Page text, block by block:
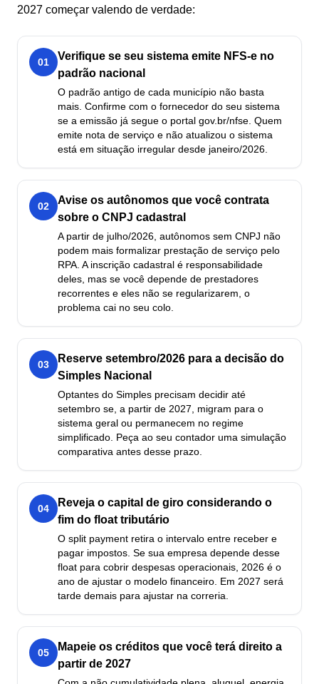
2027 começar valendo de verdade:
01
Verifique se seu sistema emite NFS-e no
padrão nacional
O padrão antigo de cada município não basta
mais. Confirme com o fornecedor do seu sistema
se a emissão já segue o portal gov.br/nfse. Quem
emite nota de serviço e não atualizou o sistema
está em situação irregular desde janeiro/2026.
02
Avise os autônomos que você contrata
sobre o CNPJ cadastral
A partir de julho/2026, autônomos sem CNPJ não
podem mais formalizar prestação de serviço pelo
RPA. A inscrição cadastral é responsabilidade
deles, mas se você depende de prestadores
recorrentes e eles não se regularizarem, o
problema cai no seu colo.
03
Reserve setembro/2026 para a decisão do
Simples Nacional
Optantes do Simples precisam decidir até
setembro se, a partir de 2027, migram para o
sistema geral ou permanecem no regime
simplificado. Peça ao seu contador uma simulação
comparativa antes desse prazo.
04
Reveja o capital de giro considerando o
fim do float tributário
O split payment retira o intervalo entre receber e
pagar impostos. Se sua empresa depende desse
float para cobrir despesas operacionais, 2026 é o
ano de ajustar o modelo financeiro. Em 2027 será
tarde demais para ajustar na correria.
05
Mapeie os créditos que você terá direito a
partir de 2027